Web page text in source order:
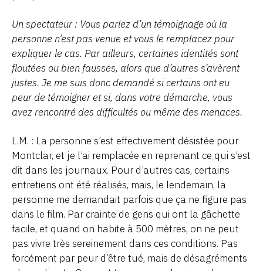
Un spectateur : Vous parlez d’un témoignage où la
personne n’est pas venue et vous le remplacez pour
expliquer le cas. Par ailleurs, certaines identités sont
floutées ou bien fausses, alors que d’autres s’avèrent
justes. Je me suis donc demandé si certains ont eu
peur de témoigner et si, dans votre démarche, vous
avez rencontré des difficultés ou même des menaces.
L.M. : La personne s’est effectivement désistée pour
Montclar, et je l’ai remplacée en reprenant ce qui s’est
dit dans les journaux. Pour d’autres cas, certains
entretiens ont été réalisés, mais, le lendemain, la
personne me demandait parfois que ça ne figure pas
dans le film. Par crainte de gens qui ont la gâchette
facile, et quand on habite à 500 mètres, on ne peut
pas vivre très sereinement dans ces conditions. Pas
forcément par peur d’être tué, mais de désagréments